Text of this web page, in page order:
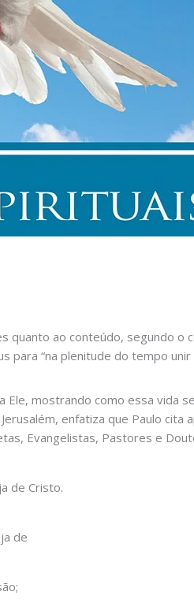
quanto ao conteúdo, segundo o
“na plenitude do tempo
mostrando como essa vida
enfatiza que Paulo cita
Evangelistas, Pastores e
de Cristo.
de